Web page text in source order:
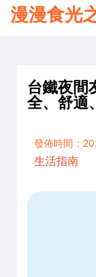
漫漫食光
台鐵夜間
全、舒適
發佈時間：
生活指南